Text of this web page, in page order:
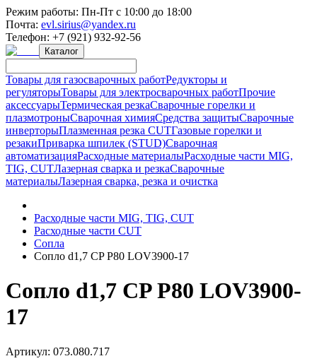
Режим работы: Пн-Пт с 10:00 до 18:00
Почта: evl.sirius@yandex.ru
Телефон: +7 (921) 932-92-56
Каталог
Товары для газосварочных работРедукторы и
регуляторыТовары для электросварочных работПрочие
аксессуарыТермическая резкаСварочные горелки и
плазмотроныСварочная химияСредства защитыСварочные
инверторыПлазменная резка CUTГазовые горелки и
резакиПриварка шпилек (STUD)Сварочная
автоматизацияРасходные материалыРасходные части MIG,
TIG, CUTЛазерная сварка и резкаСварочные
материалыЛазерная сварка, резка и очистка
Расходные части MIG, TIG, CUT
Расходные части CUT
Сопла
Сопло d1,7 CP P80 LOV3900-17
Сопло d1,7 CP P80 LOV3900-
17
Артикул: 073.080.717